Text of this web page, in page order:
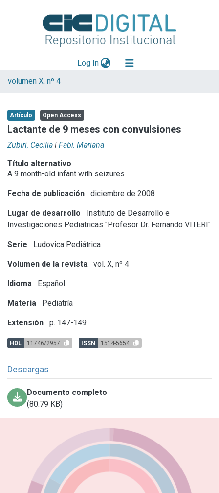
Log In(current)
Explorar
Aportar material
Statistics
volumen X, nº 4
Artículo Open Access
Lactante de 9 meses con convulsiones
Zubiri, Cecilia | Fabi, Mariana
Título alternativo
A 9 month-old infant with seizures
Fecha de publicación diciembre de 2008
Lugar de desarrollo
Instituto de Desarrollo e
Investigaciones Pediátricas "Profesor Dr. Fernando VITERI"
Serie Ludovica Pediátrica
Volumen de la revista vol. X, nº 4
Idioma Español
Materia Pediatría
Extensión p. 147-149
HDL 11746/2957 ISSN 1514-5654
Descargas
Documento completo
(80.79 KB)